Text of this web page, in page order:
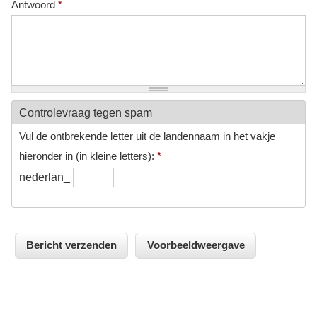
Antwoord *
Controlevraag tegen spam
Vul de ontbrekende letter uit de landennaam in het vakje
hieronder in (in kleine letters): *
nederlan_